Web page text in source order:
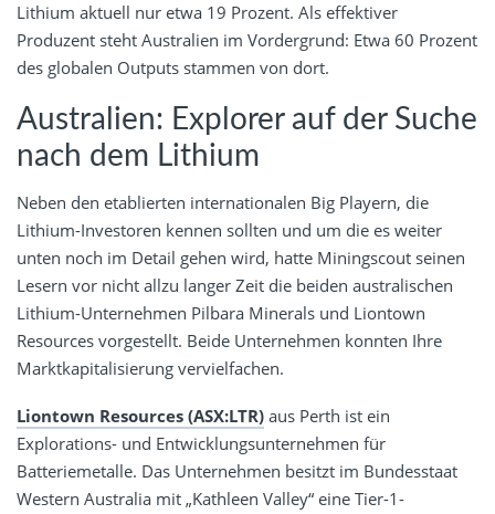
Lithium aktuell nur etwa 19 Prozent. Als effektiver
Produzent steht Australien im Vordergrund: Etwa 60 Prozent
des globalen Outputs stammen von dort.
Australien: Explorer auf der Suche
nach dem Lithium
Neben den etablierten internationalen Big Playern, die
Lithium-Investoren kennen sollten und um die es weiter
unten noch im Detail gehen wird, hatte Miningscout seinen
Lesern vor nicht allzu langer Zeit die beiden australischen
Lithium-Unternehmen Pilbara Minerals und Liontown
Resources vorgestellt. Beide Unternehmen konnten Ihre
Marktkapitalisierung vervielfachen.
Liontown Resources (ASX:LTR) aus Perth ist ein
Explorations- und Entwicklungsunternehmen für
Batteriemetalle. Das Unternehmen besitzt im Bundesstaat
Western Australia mit „Kathleen Valley“ eine Tier-1-